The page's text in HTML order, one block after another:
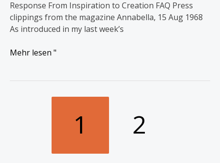
Response From Inspiration to Creation FAQ Press
clippings from the magazine Annabella, 15 Aug 1968
As introduced in my last week’s
Mehr lesen "
1
2